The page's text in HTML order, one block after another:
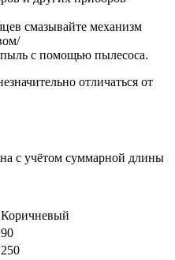
смазывайте механизм
пыль с помощью пылесоса.
отличаться от
с учётом суммарной длины
Коричневый
90
250